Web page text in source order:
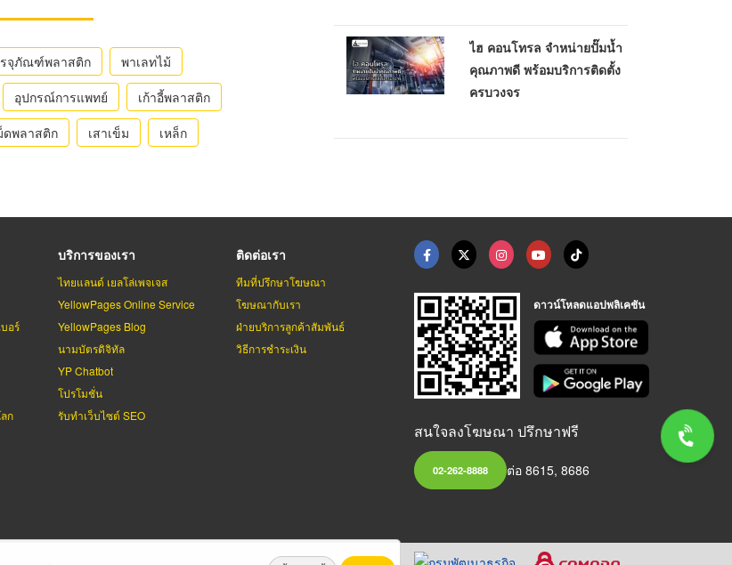
จุภัณฑ์พลาสติก
พาเลทไม้
อุปกรณ์การแพทย์
เก้าอี้พลาสติก
ดพลาสติก เสาเข็ม
เหล็ก
ไฮ คอนโทรล จำหน่ายปั๊มน้ำ
คุณภาพดี พร้อมบริการติดตั้ง
ครบวงจร
อร์
ก
บริการของเรา
ไทยแลนด์ เยลโล่เพจเจส
YellowPages Online Service
YellowPages Blog
นามบัตรดิจิทัล
YP Chatbot
โปรโมชั่น
รับทำเว็บไซต์ SEO
ติดต่อเรา
ทีมที่ปรึกษาโฆษณา
โฆษณากับเรา
ฝ่ายบริการลูกค้าสัมพันธ์
วิธีการชำระเงิน
ดาวน์โหลดแอปพลิเคชัน
สนใจลงโฆษณา ปรึกษาฟรี
02-262-8888 ต่อ 8615, 8686